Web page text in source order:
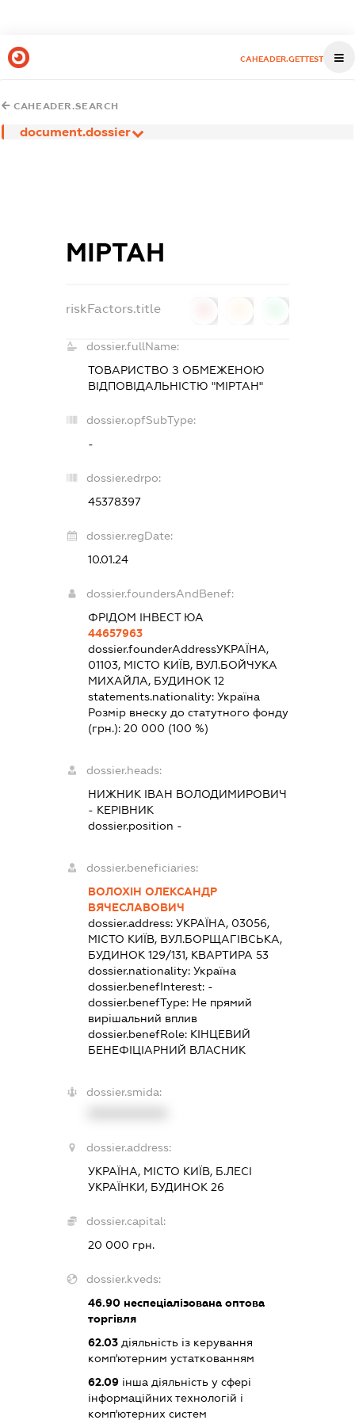
CAHEADER.GETTEST
CAHEADER.SEARCH
document.dossier
МІРТАН
riskFactors.title
dossier.fullName:
ТОВАРИСТВО З ОБМЕЖЕНОЮ
ВІДПОВІДАЛЬНІСТЮ "МІРТАН"
dossier.opfSubType:
-
dossier.edrpo:
45378397
dossier.regDate:
10.01.24
dossier.foundersAndBenef:
ФРІДОМ ІНВЕСТ ЮА
44657963
dossier.founderAddressУКРАЇНА,
01103, МІСТО КИЇВ, ВУЛ.БОЙЧУКА
МИХАЙЛА, БУДИНОК 12
statements.nationality:Україна
Розмір внеску до статутного фонду
(грн.):20 000 (100 %)
dossier.heads:
НИЖНИК ІВАН ВОЛОДИМИРОВИЧ
- КЕРІВНИК
dossier.position -
dossier.beneficiaries:
ВОЛОХІН ОЛЕКСАНДР
ВЯЧЕСЛАВОВИЧ
dossier.address:УКРАЇНА, 03056,
МІСТО КИЇВ, ВУЛ.БОРЩАГІВСЬКА,
БУДИНОК 129/131, КВАРТИРА 53
dossier.nationality:Україна
dossier.benefInterest: -
dossier.benefType: Не прямий
вирішальний вплив
dossier.benefRole: КІНЦЕВИЙ
БЕНЕФІЦІАРНИЙ ВЛАСНИК
dossier.smida:
dossier.address:
УКРАЇНА, МІСТО КИЇВ, Б.ЛЕСІ
УКРАЇНКИ, БУДИНОК 26
dossier.capital:
20 000 грн.
dossier.kveds:
46.90 неспеціалізована оптова
торгівля
62.03 діяльність із керування
комп'ютерним устаткованням
62.09 інша діяльність у сфері
інформаційних технологій і
комп'ютерних систем